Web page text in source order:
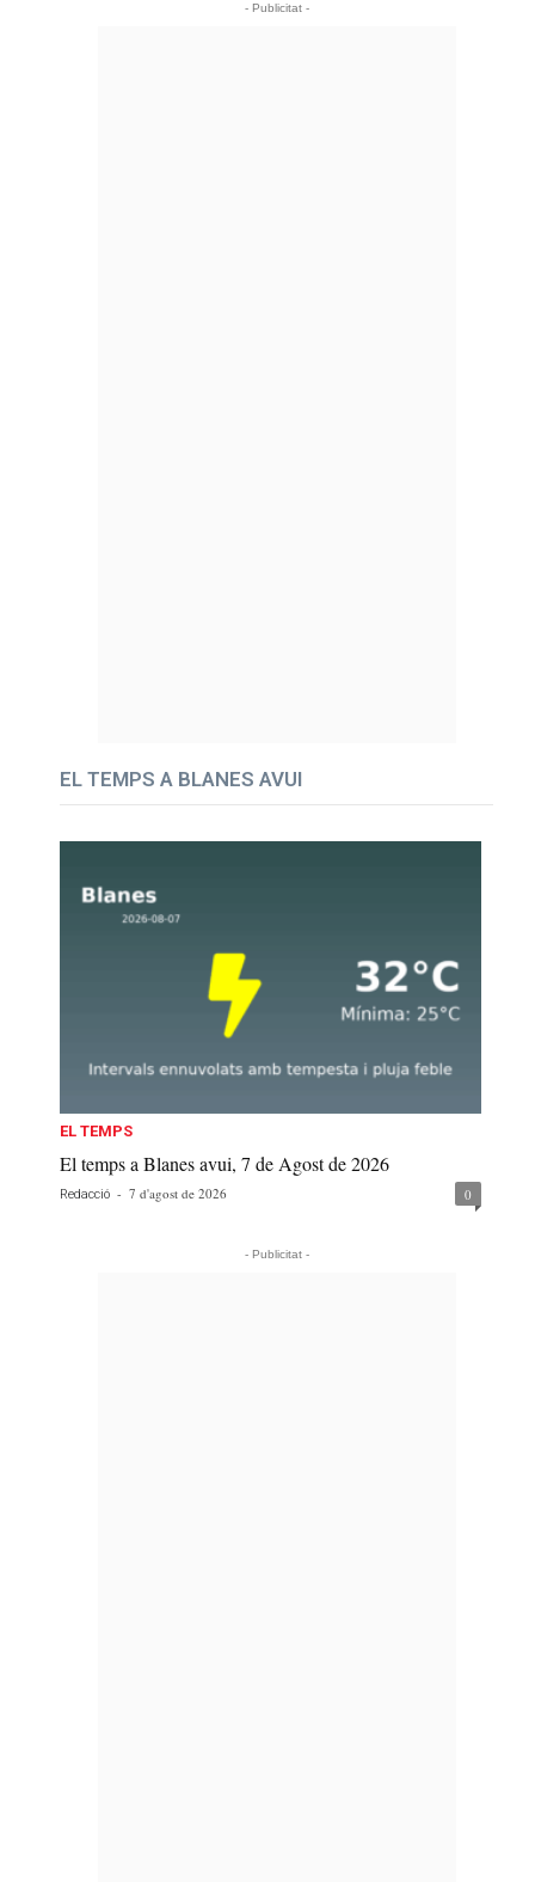
- Publicitat -
EL TEMPS A BLANES AVUI
EL TEMPS
El temps a Blanes avui, 7 de Agost de 2026
Redacció - 7 d'agost de 2026 0
- Publicitat -